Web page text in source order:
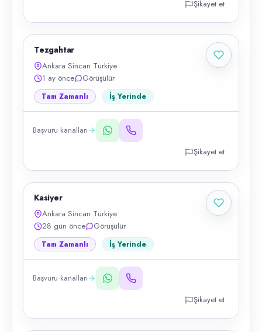
Şikayet et
Tezgahtar
Ankara Sincan Türkiye
1 ay önce
Görüşülür
Tam Zamanlı İş Yerinde
Başvuru kanalları
Şikayet et
Kasiyer
Ankara Sincan Türkiye
28 gün önce
Görüşülür
Tam Zamanlı İş Yerinde
Başvuru kanalları
Şikayet et